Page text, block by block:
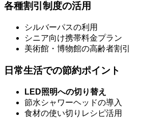
各種割引制度の活用
シルバーパスの利用
シニア向け携帯料金プラン
美術館・博物館の高齢者割引
日常生活での節約ポイント
LED照明への切り替え
節水シャワーヘッドの導入
食材の使い切りレシピ活用